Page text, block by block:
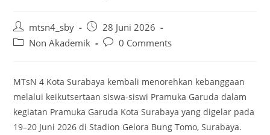
Post
author:
mtsn4_sby
Post
published:
28 Juni 2026
PostNon Akademik
Post0 Comments
MTsN 4 Kota Surabaya kembali menorehkan kebanggaan
melalui keikutsertaan siswa-siswi Pramuka Garuda dalam
kegiatan Pramuka Garuda Kota Surabaya yang digelar pada
19–20 Juni 2026 di Stadion Gelora Bung Tomo, Surabaya.